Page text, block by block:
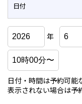
日付
年
日付・時間は予約可能
表示されない場合は予